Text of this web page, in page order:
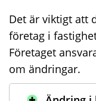
Det är viktigt att
företag i
Företaget
om ändringar.